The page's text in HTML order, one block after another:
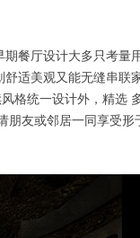
餐厅设计大多只考量
适美观又能无缝串联
格统一设计外，精选
朋友或邻居一同享受形